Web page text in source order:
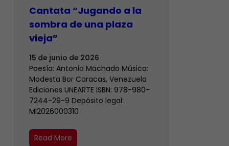
Cantata “Jugando a la
sombra de una plaza
vieja”
15 de junio de 2026
Poesía: Antonio Machado Música:
Modesta Bor Caracas, Venezuela
Ediciones UNEARTE ISBN: 978-980-
7244-29-9 Depósito legal:
MI2026000310
Read More